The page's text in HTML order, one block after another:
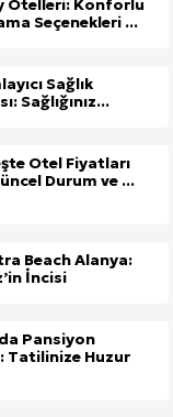
Otelleri: Konforlu
Seçenekleri ...
Sağlık
Sağlığınız...
Otel Fiyatları
Durum ve ...
Beach Alanya:
İncisi
Pansiyon
Tatilinize Huzur